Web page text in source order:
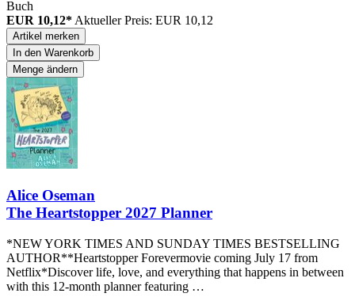
Buch
EUR 10,12* Aktueller Preis: EUR 10,12
Artikel merken
In den Warenkorb
Menge ändern
Alice Oseman
The Heartstopper 2027 Planner
*NEW YORK TIMES AND SUNDAY TIMES BESTSELLING
AUTHOR**Heartstopper Forevermovie coming July 17 from
Netflix*Discover life, love, and everything that happens in between
with this 12-month planner featuring …